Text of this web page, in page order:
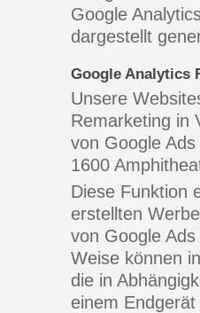
Google
dargestellt
Google Analytics
Unsere
Remarketing in
von Google
1600
Diese Funktion
erstellten
von Google
Weise können
die in
einem